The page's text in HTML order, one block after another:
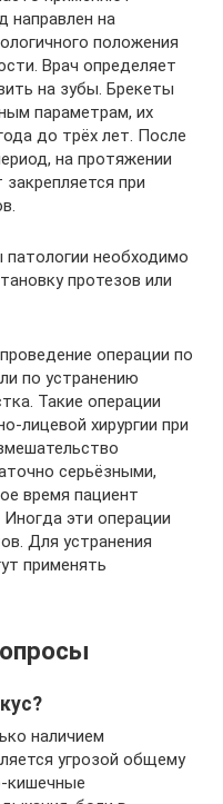
направлен на
положения
Врач определяет
на зубы. Брекеты
параметрам, их
до трёх лет. После
на протяжении
при
необходимо
протезов или
операции по
по устранению
Такие операции
лицевой хирургии при
серьёзными,
время пациент
эти операции
Для устранения
применять
наличием
угрозой общему
кишечные